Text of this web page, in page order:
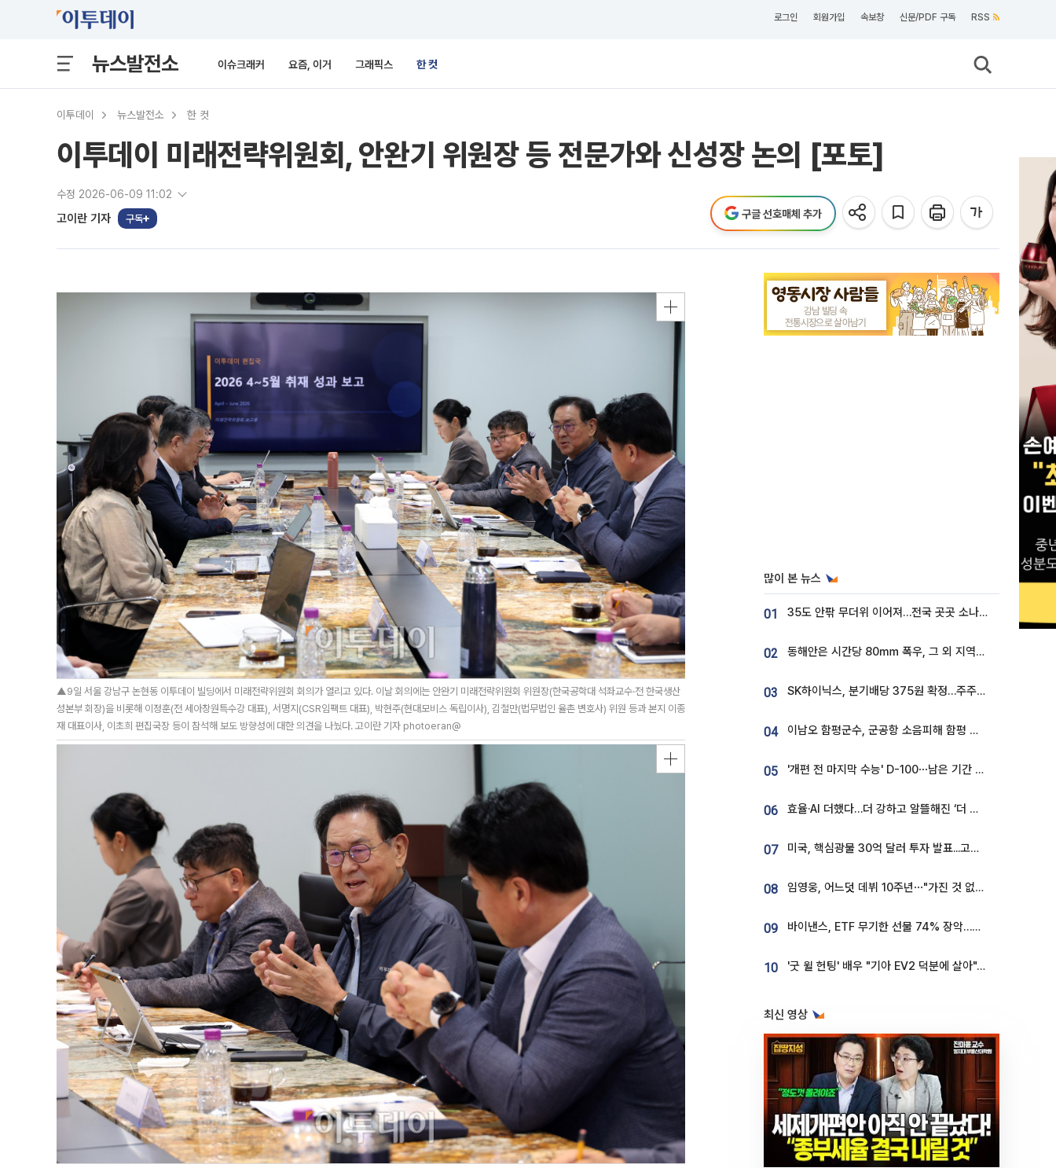
로그인 회원가입 속보창 신문/PDF 구독 RSS
뉴스발전소 이슈크래커 요즘, 이거 그래픽스 한 컷
이투데이 뉴스발전소 한 컷
이투데이 미래전략위원회, 안완기 위원장 등 전문가와 신성장 논의 [포토]
수정 2026-06-09 11:02
고이란 기자 구독 구글 선호매체 추가
▲9일 서울 강남구 논현동 이투데이 빌딩에서 미래전략위원회 회의가 열리고 있다. 이날 회의에는 안완기 미래전략위원회 위원장(한국공학대 석좌교수·전 한국생산
성본부 회장)을 비롯해 이정훈(전 세아창원특수강 대표), 서명지(CSR임팩트 대표), 박현주(현대모비스 독립이사), 김철만(법무법인 율촌 변호사) 위원 등과 본지 이종
재 대표이사, 이초희 편집국장 등이 참석해 보도 방향성에 대한 의견을 나눴다. 고이란 기자 photoeran@
많이 본 뉴스
01 35도 안팎 무더위 이어져…전국 곳곳 소나기 [오늘 날씨]
02 동해안은 시간당 80㎜ 폭우, 그 외 지역은 폭염…‘극과 극 날씨’
03 SK하이닉스, 분기배당 375원 확정…주주환원책 9월로 앞당겨 발표
04 이남오 함평군수, 군공항 소음피해 함평 보상 요구
05 '개편 전 마지막 수능' D-100⋯남은 기간 성적 올릴 전략은
06 효율·AI 더했다…더 강하고 알뜰해진 ‘더 뉴 그랜저 하이브리드’ [ET의 모빌리티]
07 미국, 핵심광물 30억 달러 투자 발표...고려아연 대미투자 언급
08 임영웅, 어느덧 데뷔 10주년⋯"가진 것 없던 시절, 내 앞엔 20명의 팬뿐"
09 바이낸스, ETF 무기한 선물 74% 장악…한국 레버리지 ETF 거래 급증 [e가상자산]
10 '굿 윌 헌팅' 배우 "기아 EV2 덕분에 살아"…교통사고 후 안전성 극찬
최신 영상